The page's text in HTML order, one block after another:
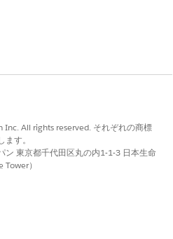
All rights reserved. それぞれの商標
す。
ン 東京都千代田区丸の内1-1-3 日本生命
）